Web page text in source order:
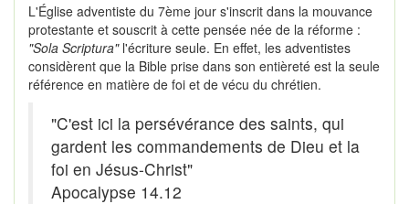
L'Église adventiste du 7ème jour s'inscrit dans la mouvance
protestante et souscrit à cette pensée née de la réforme :
"Sola Scriptura" l'écriture seule. En effet, les adventistes
considèrent que la Bible prise dans son entièreté est la seule
référence en matière de foi et de vécu du chrétien.
"C'est ici la persévérance des saints, qui
gardent les commandements de Dieu et la
foi en Jésus-Christ"
Apocalypse 14.12